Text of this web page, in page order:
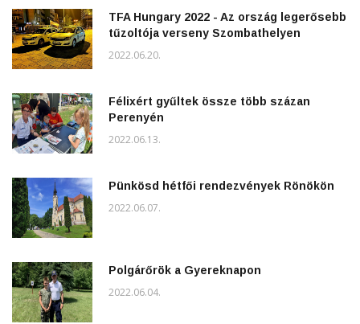
TFA Hungary 2022 - Az ország legerősebb
tűzoltója verseny Szombathelyen
2022.06.20.
Félixért gyűltek össze több százan
Perenyén
2022.06.13.
Pünkösd hétfői rendezvények Rönökön
2022.06.07.
Polgárőrök a Gyereknapon
2022.06.04.